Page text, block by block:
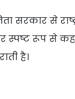
सरकार से
स्पष्ट रूप से
है।